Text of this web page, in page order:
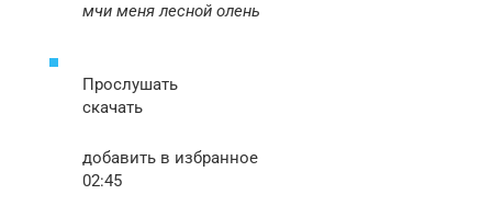
мчи меня лесной олень
Прослушать
скачать
добавить в избранное
02:45